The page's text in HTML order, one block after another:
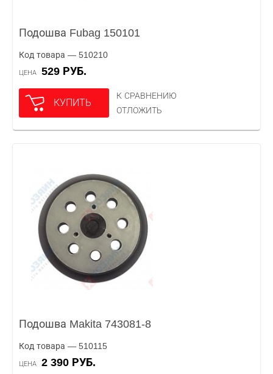
Подошва Fubag 150101
Код товара — 510210
ЦЕНА 529 РУБ.
КУПИТЬ
К СРАВНЕНИЮ
ОТЛОЖИТЬ
Подошва Makita 743081-8
Код товара — 510115
ЦЕНА 2 390 РУБ.